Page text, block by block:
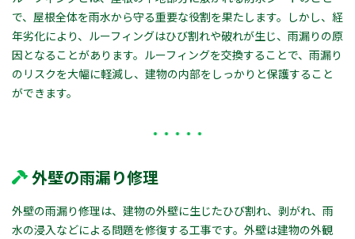
で、屋根全体を雨水から守る重要な役割を果たします。しかし、経
年劣化により、ルーフィングはひび割れや破れが生じ、雨漏りの原
因となることがあります。ルーフィングを交換することで、雨漏り
のリスクを大幅に軽減し、建物の内部をしっかりと保護すること
ができます。
外壁の雨漏り修理
外壁の雨漏り修理は、建物の外壁に生じたひび割れ、剥がれ、雨
水の浸入などによる問題を修復する工事です。外壁は建物の外観